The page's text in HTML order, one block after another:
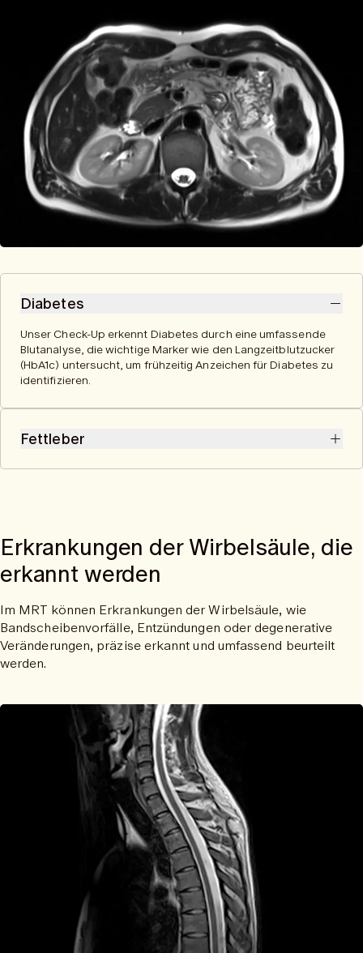
Diabetes
Unser Check-Up erkennt Diabetes durch eine umfassende
Blutanalyse, die wichtige Marker wie den Langzeitblutzucker
(HbA1c) untersucht, um frühzeitig Anzeichen für Diabetes zu
identifizieren.
Fettleber
Unsere Blutanalyse kann Anzeichen einer Fettleber erkennen,
Erkrankungen der Wirbelsäule, die
erkannt werden
Im MRT können Erkrankungen der Wirbelsäule, wie
Bandscheibenvorfälle, Entzündungen oder degenerative
Veränderungen, präzise erkannt und umfassend beurteilt
werden.